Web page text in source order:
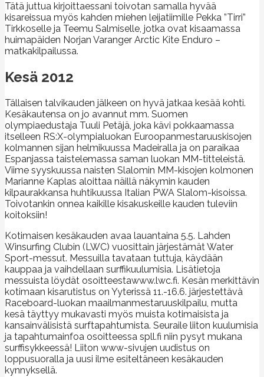
Tätä juttua kirjoittaessani toivotan samalla hyvää
kisareissua myös kahden miehen leijatiimille Pekka ”Tirri”
Tirkkoselle ja Teemu Salmiselle, jotka ovat kisaamassa
huimapäiden Norjan Varanger Arctic Kite Enduro –
matkakilpailussa.
Kesä 2012
Tällaisen talvikauden jälkeen on hyvä jatkaa kesää kohti.
Kesäkautensa on jo avannut mm. Suomen
olympiaedustaja Tuuli Petäjä, joka kävi pokkaamassa
itselleen RS:X-olympialuokan Euroopanmestaruuskisojen
kolmannen sijan helmikuussa Madeiralla ja on paraikaa
Espanjassa taistelemassa saman luokan MM-titteleistä.
Viime syyskuussa naisten Slalomin MM-kisojen kolmonen
Marianne Kaplas aloittaa näillä näkymin kauden
kilpaurakkansa huhtikuussa Italian PWA Slalom-kisoissa.
Toivotankin onnea kaikille kisakuskeille kauden tuleviin
koitoksiin!
Kotimaisen kesäkauden avaa lauantaina 5.5. Lahden
Winsurfing Clubin (LWC) vuosittain järjestämät Water
Sport-messut. Messuilla tavataan tuttuja, käydään
kauppaa ja vaihdellaan surffikuulumisia. Lisätietoja
messuista löydät osoitteestawww.lwc.fi. Kesän merkittävin
kotimaan kisarutistus on Yyterissä 11.-16.6. järjestettävä
Raceboard-luokan maailmanmestaruuskilpailu, mutta
kesä täyttyy mukavasti myös muista kotimaisista ja
kansainvälisistä surftapahtumista. Seuraile liiton kuulumisia
ja tapahtumainfoa osoitteessa spll.fi niin pysyt mukana
surffisykkeessä! Liiton www-sivujen uudistus on
loppusuoralla ja uusi ilme esiteltäneen kesäkauden
kynnyksellä.